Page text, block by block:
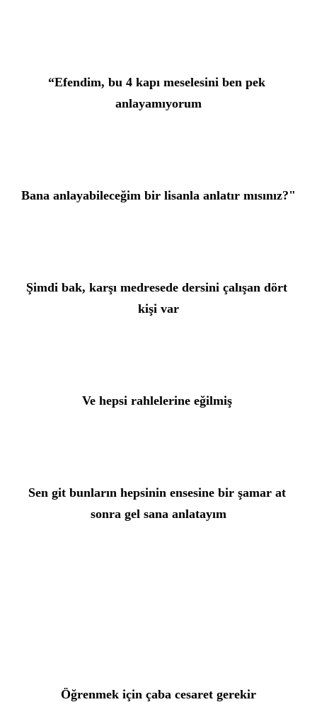
“Efendim, bu 4 kapı meselesini ben pek
anlayamıyorum
Bana anlayabileceğim bir lisanla anlatır mısınız?"
Şimdi bak, karşı medresede dersini çalışan dört
kişi var
Ve hepsi rahlelerine eğilmiş
Sen git bunların hepsinin ensesine bir şamar at
sonra gel sana anlatayım
Öğrenmek için çaba cesaret gerekir